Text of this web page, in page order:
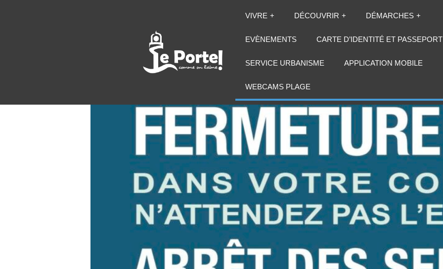
VIVRE DÉCOUVRIR DÉMARCHES
EVÈNEMENTS CARTE D’IDENTITÉ ET PASSEPORT
SERVICE URBANISME APPLICATION MOBILE
WEBCAMS PLAGE